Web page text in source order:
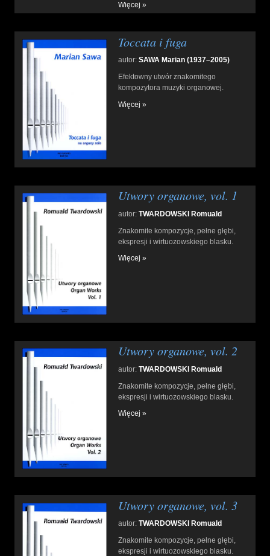
Więcej »
Toccata i fuga
autor:SAWA Marian (1937–2005)
Efektowny utwór znakomitego
kompozytora muzyki organowej.
Więcej »
Utwory organowe, vol. 1
autor:TWARDOWSKI Romuald
Znakomite kompozycje, pełne głębi,
ekspresji i wirtuozowskiego blasku.
Więcej »
Utwory organowe, vol. 2
autor:TWARDOWSKI Romuald
Znakomite kompozycje, pełne głębi,
ekspresji i wirtuozowskiego blasku.
Więcej »
Utwory organowe, vol. 3
autor:TWARDOWSKI Romuald
Znakomite kompozycje, pełne głębi,
ekspresji i wirtuozowskiego blasku.